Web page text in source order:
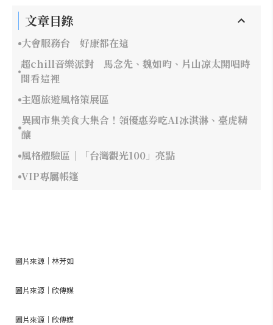
文章目錄
大會服務台 好康都在這
超chill音樂派對 馬念先、魏如昀、片山凉太開唱時
間看這裡
主題旅遊風格策展區
異國市集美食大集合！領優惠券吃AI冰淇淋、臺虎精
釀
風格體驗區｜「台灣觀光100」亮點
VIP專屬帳篷
圖片來源｜林芳如
圖片來源｜欣傳媒
圖片來源｜欣傳媒